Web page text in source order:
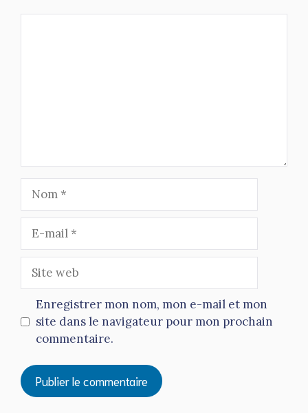
mail
web
Enregistrer mon nom, mon e-mail et mon
site dans le navigateur pour mon prochain
commentaire.